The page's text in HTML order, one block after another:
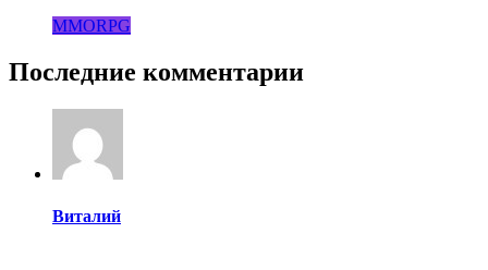
MMORPG
Последние комментарии
Виталий